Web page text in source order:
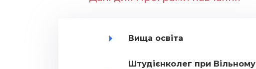
Вища освіта
Штудієнколег при Вільному